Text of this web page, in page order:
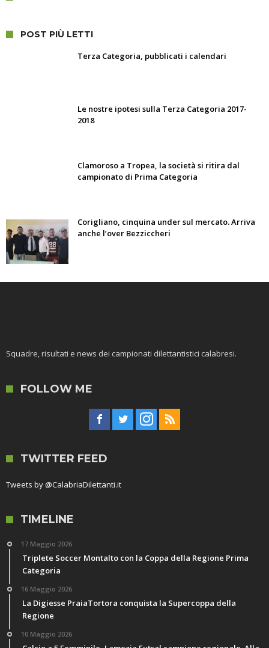
POST PIÙ LETTI
Terza Categoria, pubblicati i calendari
Le nostre ipotesi sulla Terza Categoria 2017-
2018
Clamoroso a Tropea, la società si ritira dal
campionato di Prima Categoria
Corigliano, cinquina under sul mercato. Arriva
anche l’over Bezziccheri
Squadre, risultati e news dei campionati dilettantistici calabresi.
FOLLOW ME
TWITTER FEED
Tweets by @CalabriaDilettanti.it
TIMELINE
17 Maggio 2026
Triplete Soccer Montalto con la Coppa della Regione Prima
Categoria
16 Maggio 2026
La Digiesse PraiaTortora conquista la Supercoppa della
Regione
10 Maggio 2026